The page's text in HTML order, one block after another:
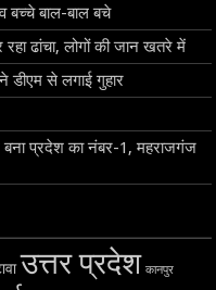
बच्चे बाल-बाल बचे
ढांचा, लोगों की जान खतरे में
डीएम से लगाई गुहार
बना प्रदेश का नंबर-1, महराजगंज
उत्तर प्रदेश कानपुर